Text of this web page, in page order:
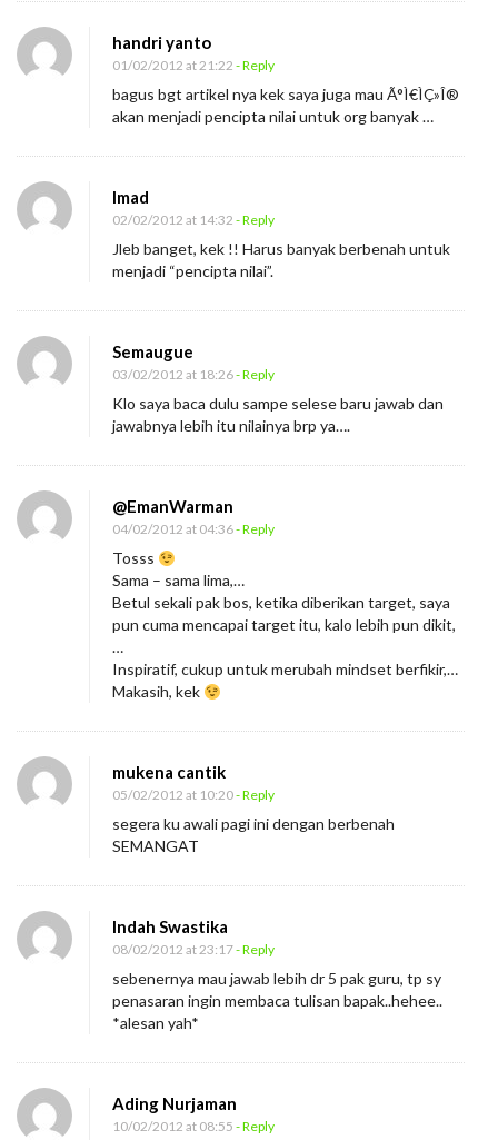
handri yanto
01/02/2012 at 21:22 - Reply
bagus bgt artikel nya kek saya juga mau Ã°Ì€ÌÇ»Î®
akan menjadi pencipta nilai untuk org banyak …
Imad
02/02/2012 at 14:32 - Reply
Jleb banget, kek !! Harus banyak berbenah untuk
menjadi “pencipta nilai”.
Semaugue
03/02/2012 at 18:26- Reply
Klo saya baca dulu sampe selese baru jawab dan
jawabnya lebih itu nilainya brp ya….
@EmanWarman
04/02/2012 at 04:36- Reply
Tosss
Sama – sama lima,…
Betul sekali pak bos, ketika diberikan target, saya
pun cuma mencapai target itu, kalo lebih pun dikit,
…
Inspiratif, cukup untuk merubah mindset berfikir,…
Makasih, kek
mukena cantik
05/02/2012 at 10:20- Reply
segera ku awali pagi ini dengan berbenah
SEMANGAT
Indah Swastika
08/02/2012 at 23:17- Reply
sebenernya mau jawab lebih dr 5 pak guru, tp sy
penasaran ingin membaca tulisan bapak..hehee..
*alesan yah*
Ading Nurjaman
10/02/2012 at 08:55 - Reply